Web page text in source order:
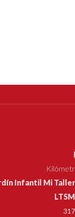
Infantil Mi